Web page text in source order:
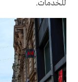
للخدمات.